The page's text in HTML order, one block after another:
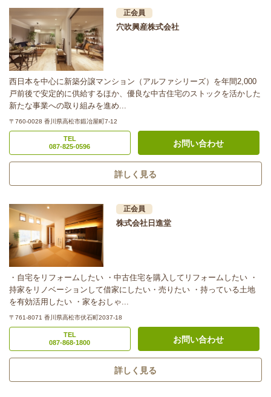
正会員
穴吹興産株式会社
西日本を中心に新築分譲マンション（アルファシリーズ）を年間2,000
戸前後で安定的に供給するほか、優良な中古住宅のストックを活かした
新たな事業への取り組みを進め...
〒760-0028 香川県高松市鍛冶屋町7-12
TEL
087-825-0596
お問い合わせ
詳しく見る
正会員
株式会社日進堂
・自宅をリフォームしたい ・中古住宅を購入してリフォームしたい ・
持家をリノベーションして借家にしたい・売りたい ・持っている土地
を有効活用したい ・家をおしゃ...
〒761-8071 香川県高松市伏石町2037-18
TEL
087-868-1800
お問い合わせ
詳しく見る